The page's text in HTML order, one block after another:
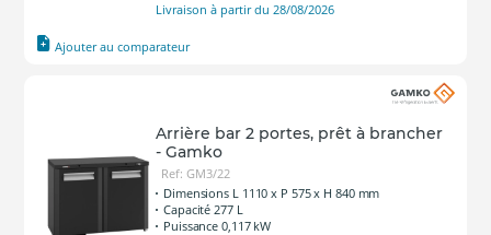
Livraison à partir du 28/08/2026
Ajouter au comparateur
Arrière bar 2 portes, prêt à brancher
- Gamko
Ref: GM3/22
Dimensions L 1110 x P 575 x H 840 mm
Capacité 277 L
Puissance 0,117 kW